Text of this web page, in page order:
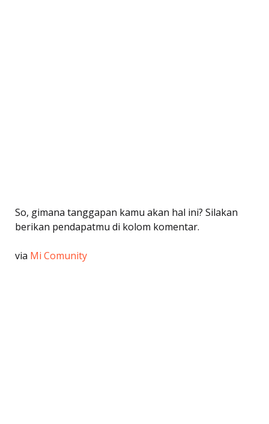
So, gimana tanggapan kamu akan hal ini? Silakan
berikan pendapatmu di kolom komentar.
via Mi Comunity